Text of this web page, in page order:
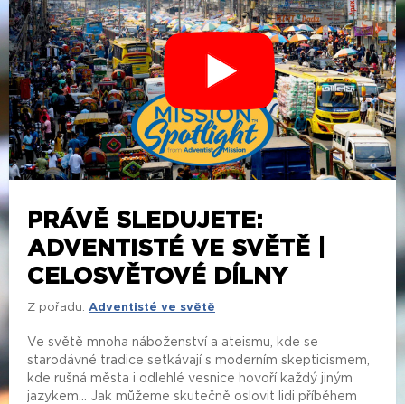
PRÁVĚ SLEDUJETE:
ADVENTISTÉ VE SVĚTĚ |
CELOSVĚTOVÉ DÍLNY
Z pořadu: Adventisté ve světě
Ve světě mnoha náboženství a ateismu, kde se
starodávné tradice setkávají s moderním skepticismem,
kde rušná města i odlehlé vesnice hovoří každý jiným
jazykem... Jak můžeme skutečně oslovit lidi příběhem